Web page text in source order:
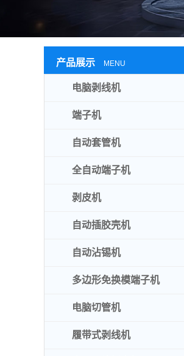
产品展示 MENU
电脑剥线机
端子机
自动套管机
全自动端子机
剥皮机
自动插胶壳机
自动沾锡机
多边形免换模端子机
电脑切管机
履带式剥线机